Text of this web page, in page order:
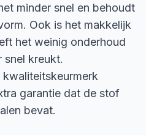
minder snel en behoudt
Ook is het makkelijk
het weinig onderhoud
snel kreukt.
garantie dat de stof
bevat.